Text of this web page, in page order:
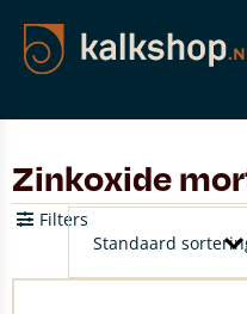
Zinkoxide
Filters